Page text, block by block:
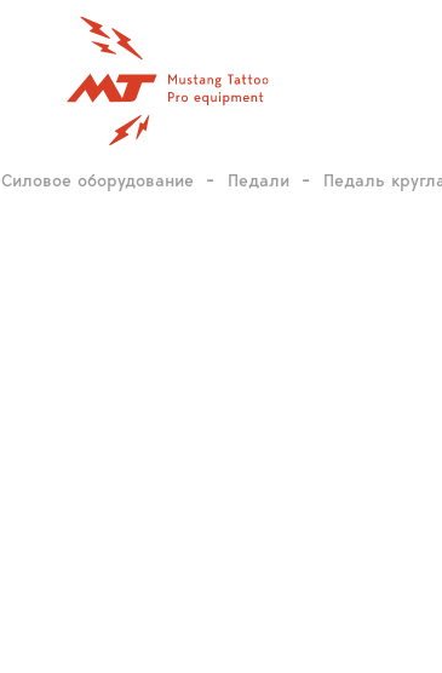
Силовое оборудование Педали Педаль